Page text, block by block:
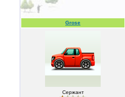
Grose
Сержант